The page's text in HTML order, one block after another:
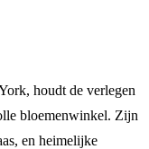
houdt de verlegen
bloemenwinkel. Zijn
en heimelijke